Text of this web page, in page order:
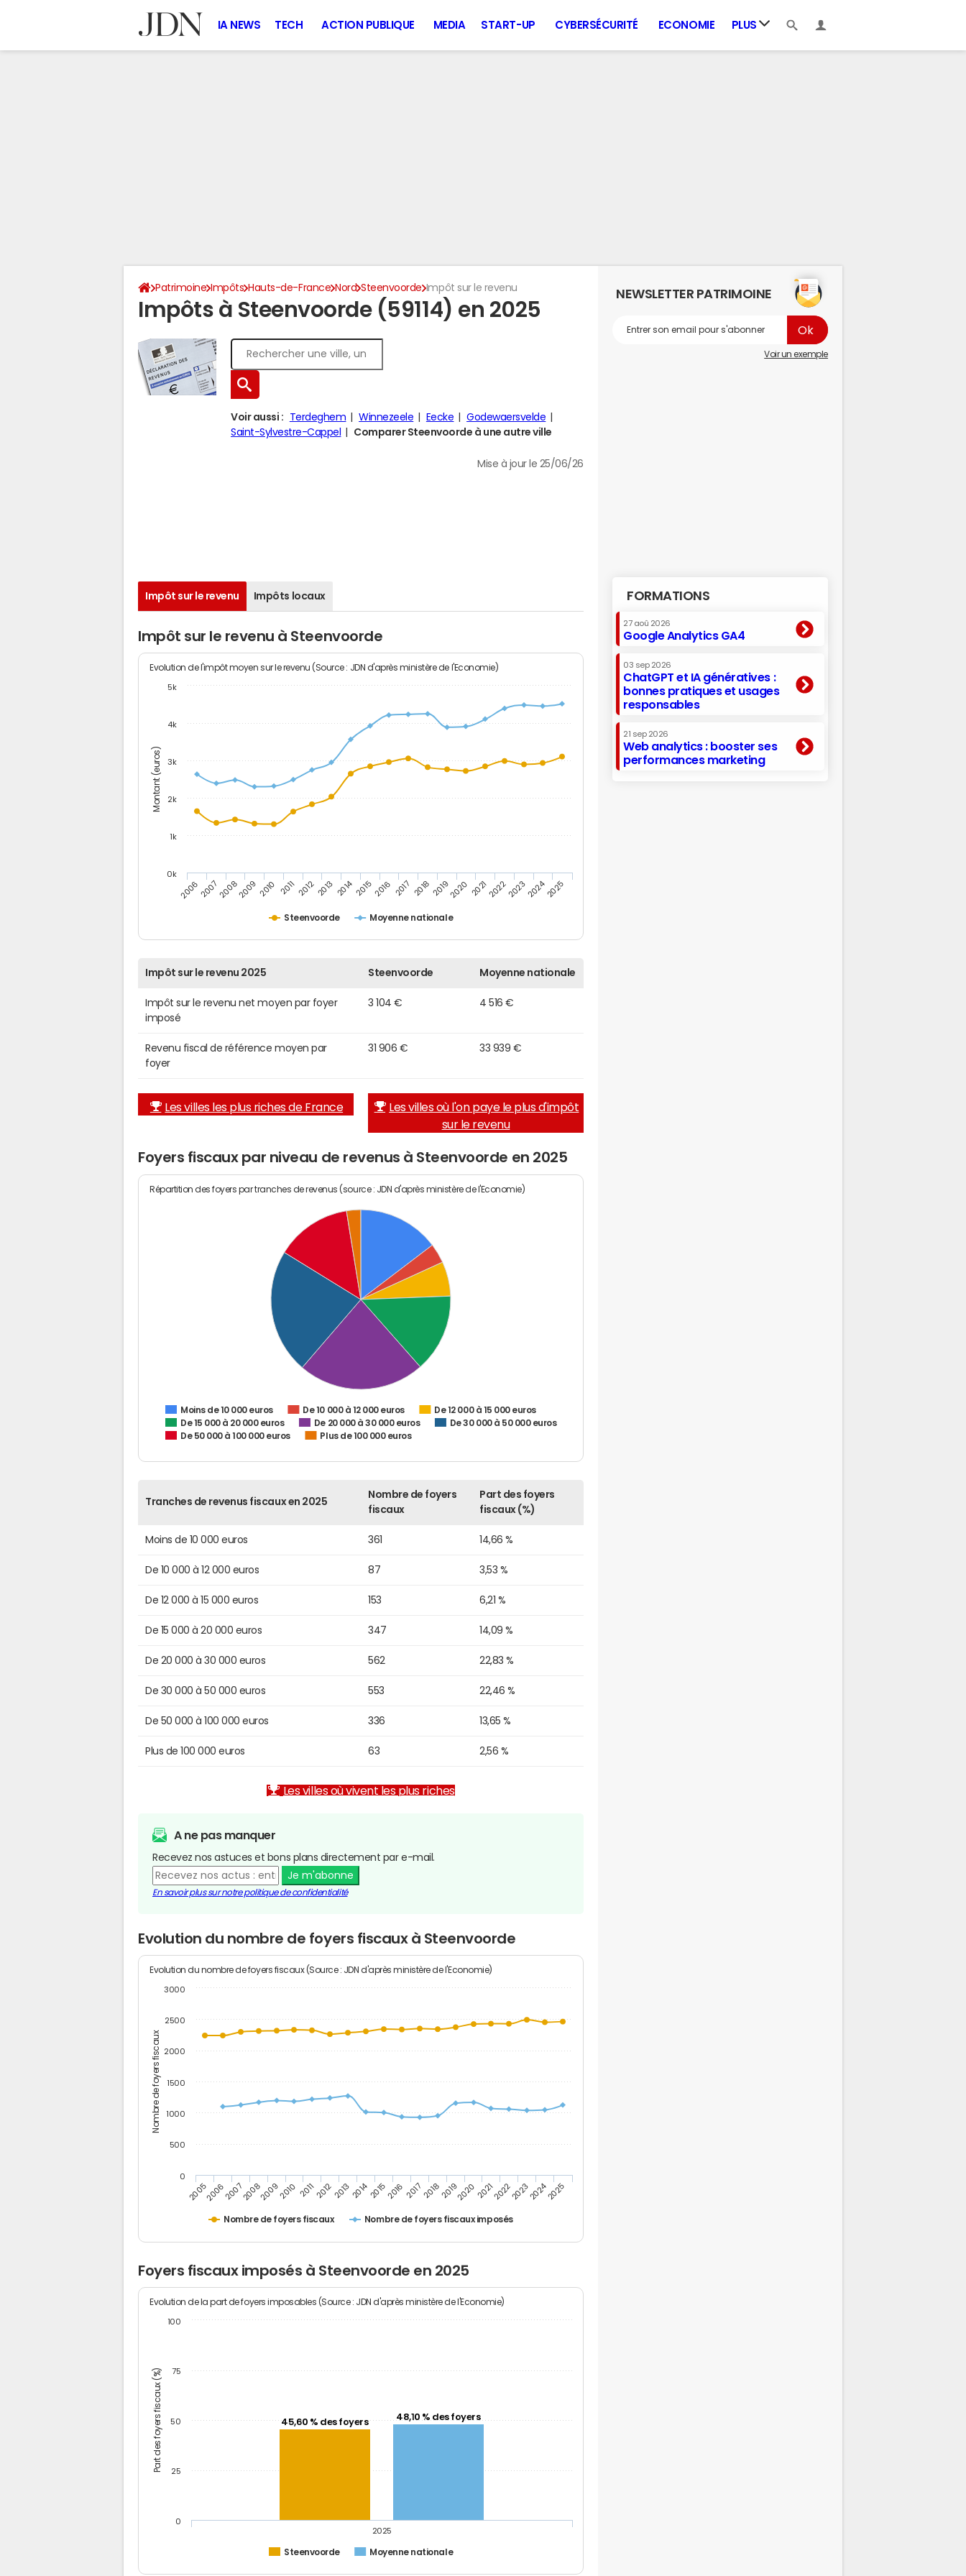
IA NEWS TECH ACTION PUBLIQUE MEDIA START-UP CYBERSÉCURITÉ ECONOMIE PLUS
Patrimoine Impôts Hauts-de-France Nord Steenvoorde Impôt sur le revenu
Impôts à Steenvoorde (59114) en 2025
Voir aussi : Terdeghem Winnezeele Eecke
Godewaersvelde
Saint-Sylvestre-Cappel
Comparer Steenvoorde à une autre ville
Mise à jour le 25/06/26
Impôt sur le revenu Impôts locaux
Impôt sur le revenu à Steenvoorde
Montant (euros)
Evolution de l'impôt moyen sur le revenu (Source : JDN d'après ministère de l'Economie)
Steenvoorde Moyenne nationale
20062007200820092010 2011 20122013 201420152016 2017 201820192020 20212022202320242025
0k
1k
2k
3k
4k
5k
Impôt sur le revenu 2025 Steenvoorde Moyenne nationale
Impôt sur le revenu net moyen par foyer
imposé
3 104 € 4 516 €
Revenu fiscal de référence moyen par
foyer
31 906 € 33 939 €
Les villes les plus riches de France
Les villes où l'on paye le plus d'impôt
sur le revenu
Foyers fiscaux par niveau de revenus à Steenvoorde en 2025
Répartition des foyers par tranches de revenus (source : JDN d'après ministère de l'Economie)
Moins de 10 000 euros De 10 000 à 12 000 euros
De 12 000 à 15 000 euros
De 15 000 à 20 000 euros
De 20 000 à 30 000 euros
De 30 000 à 50 000 euros
De 50 000 à 100 000 euros
Plus de 100 000 euros
Tranches de revenus fiscaux en 2025
Nombre de foyers
fiscaux
Part des foyers
fiscaux (%)
Moins de 10 000 euros 361 14,66 %
De 10 000 à 12 000 euros 87 3,53 %
De 12 000 à 15 000 euros 153 6,21 %
De 15 000 à 20 000 euros 347 14,09 %
De 20 000 à 30 000 euros 562 22,83 %
De 30 000 à 50 000 euros 553 22,46 %
De 50 000 à 100 000 euros 336 13,65 %
Plus de 100 000 euros 63 2,56 %
Les villes où vivent les plus riches
A ne pas manquer
Recevez nos astuces et bons plans directement par e-mail.
Je m'abonne
En savoir plus sur notre politique de confidentialité
Evolution du nombre de foyers fiscaux à Steenvoorde
Nombre de foyers fiscaux
Evolution du nombre de foyers fiscaux (Source : JDN d'après ministère de l'Economie)
Nombre de foyers fiscaux Nombre de foyers fiscaux imposés
200520062007200820092010 201120122013201420152016 201720182019202020212022202320242025
0
500
1000
1500
2000
2500
3000
Foyers fiscaux imposés à Steenvoorde en 2025
Part des foyers fiscaux (%)
Evolution de la part de foyers imposables (Source : JDN d'après ministère de l'Economie)
45,60 % des foyers 48,10 % des foyers
Steenvoorde Moyenne nationale
2025
0
25
50
75
100
NEWSLETTER PATRIMOINE
Voir un exemple
FORMATIONS
27 aoû 2026
Google Analytics GA4
03 sep 2026
ChatGPT et IA génératives :
bonnes pratiques et usages
responsables
21 sep 2026
Web analytics : booster ses
performances marketing